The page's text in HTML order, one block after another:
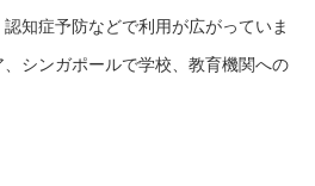
知症予防などで利用が広がっていま
シンガポールで学校、教育機関への